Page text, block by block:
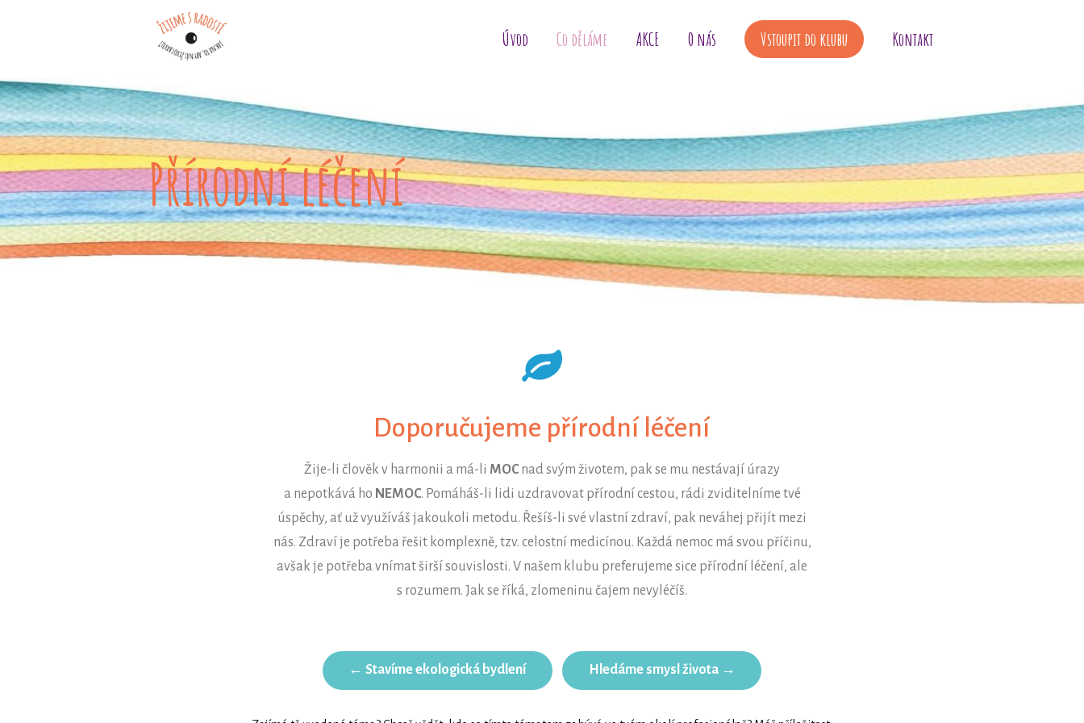
Úvod Co děláme AKCE O nás Vstoupit do klubu Kontakt
Přírodní léčení
Doporučujeme přírodní léčení
Žije-li člověk v harmonii a má-li MOC nad svým životem, pak se mu nestávají úrazy
a nepotkává ho NEMOC. Pomáháš-li lidi uzdravovat přírodní cestou, rádi zviditelníme tvé
úspěchy, ať už využíváš jakoukoli metodu. Řešíš-li své vlastní zdraví, pak neváhej přijít mezi
nás. Zdraví je potřeba řešit komplexně, tzv. celostní medicínou. Každá nemoc má svou příčinu,
avšak je potřeba vnímat širší souvislosti. V našem klubu preferujeme sice přírodní léčení, ale
s rozumem. Jak se říká, zlomeninu čajem nevyléčíš.
← Stavíme ekologická bydlení Hledáme smysl života →